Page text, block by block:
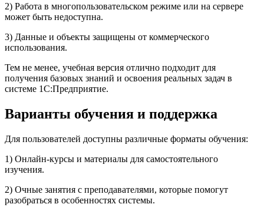
2) Работа в многопользовательском режиме или на сервере
может быть недоступна.
3) Данные и объекты защищены от коммерческого
использования.
Тем не менее, учебная версия отлично подходит для
получения базовых знаний и освоения реальных задач в
системе 1С:Предприятие.
Варианты обучения и поддержка
Для пользователей доступны различные форматы обучения:
1) Онлайн-курсы и материалы для самостоятельного
изучения.
2) Очные занятия с преподавателями, которые помогут
разобраться в особенностях системы.